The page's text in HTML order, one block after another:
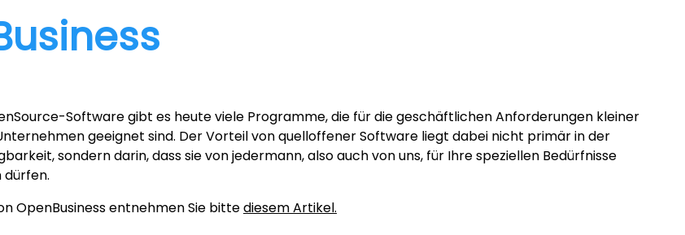
Software gibt es heute viele Programme, die für die geschäft­lichen Anforderungen kleiner
geeignet sind. Der Vorteil von quelloffener Software liegt dabei nicht primär in der
sondern darin, dass sie von jedermann, also auch von uns, für Ihre speziellen Bedürfnisse
OpenBusiness entnehmen Sie bittediesem Artikel.